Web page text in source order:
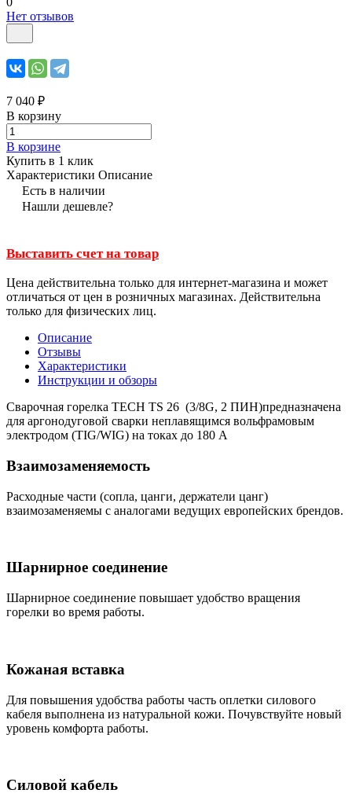
Нет отзывов
7 040 ₽
В корзину
В корзине
Купить в 1 клик
Характеристики Описание
Есть в наличии
Нашли дешевле?
Выставить счет на товар
Цена действительна только для интернет-магазина и может
отличаться от цен в розничных магазинах. Действительна
только для физических лиц.
Описание
Отзывы
Характеристики
Инструкции и обзоры
Сварочная горелка TECH TS 26 (3/8G, 2 ПИН)предназначена
для аргонодуговой сварки неплавящимся вольфрамовым
электродом (TIG/WIG) на токах до 180 А
Взаимозаменяемость
Расходные части (сопла, цанги, держатели цанг)
взаимозаменяемы с аналогами ведущих европейских брендов.
Шарнирное соединение
Шарнирное соединение повышает удобство вращения
горелки во время работы.
Кожаная вставка
Для повышения удобства работы часть оплетки силового
кабеля выполнена из натуральной кожи. Почувствуйте новый
уровень комфорта работы.
Силовой кабель